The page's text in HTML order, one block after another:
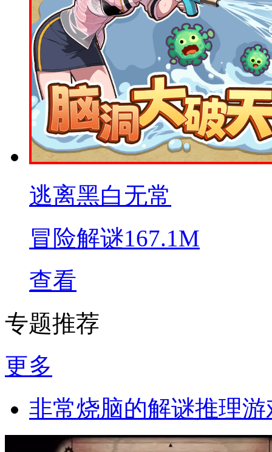
逃离黑白无常
冒险解谜167.1M
查看
专题推荐
更多
非常烧脑的解谜推理游